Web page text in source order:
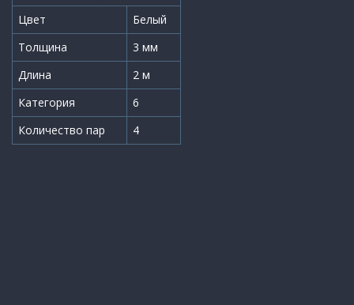
Цвет
Белый
Толщина
3 мм
Длина
2 м
Категория
6
Количество пар
4